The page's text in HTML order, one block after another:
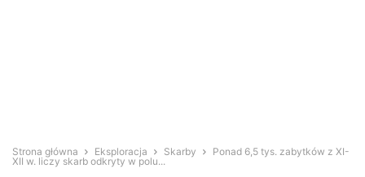
Strona główna Eksploracja Skarby
Ponad 6,5 tys. zabytków z XI-
XII w. liczy skarb odkryty w polu...